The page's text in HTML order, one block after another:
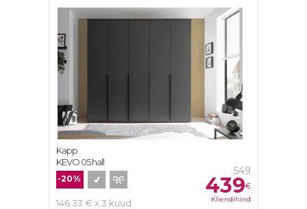
549
439€
Kliendihind
-20%
146.33 € x 3 kuud
Kapp
KEVO 05 hall